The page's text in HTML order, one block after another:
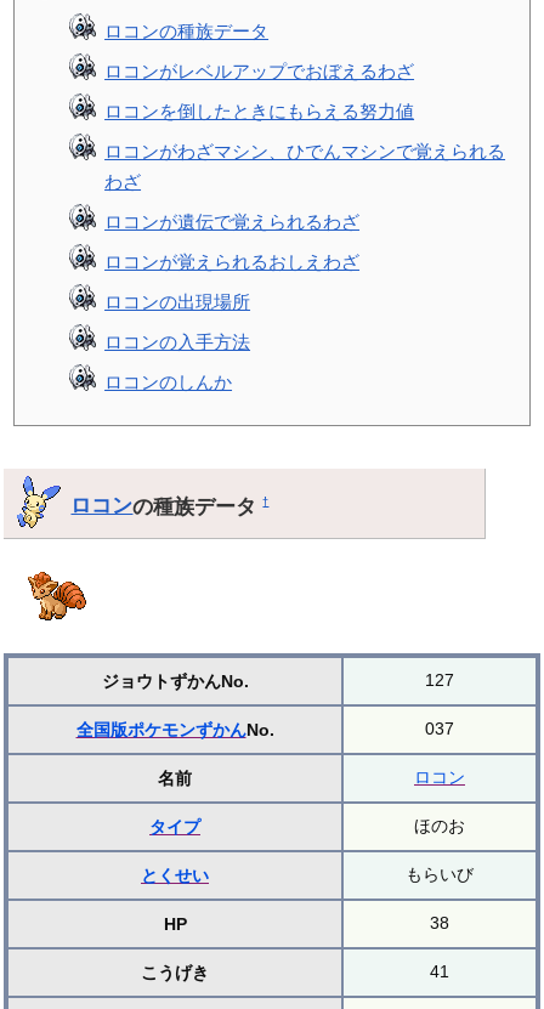
ロコンの種族データ
ロコンがレベルアップでおぼえるわざ
ロコンを倒したときにもらえる努力値
ロコンがわざマシン、ひでんマシンで覚えられる
わざ
ロコンが遺伝で覚えられるわざ
ロコンが覚えられるおしえわざ
ロコンの出現場所
ロコンの入手方法
ロコンのしんか
ロコンの種族データ†
ジョウトずかんNo. 127
全国版ポケモンずかんNo. 037
名前 ロコン
タイプ ほのお
とくせい もらいび
HP 38
こうげき 41